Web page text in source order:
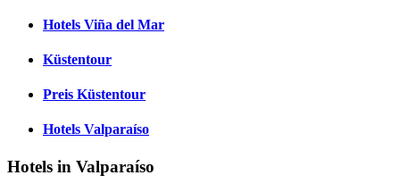
Hotels Viña del Mar
Küstentour
Preis Küstentour
Hotels Valparaíso
Hotels in Valparaíso